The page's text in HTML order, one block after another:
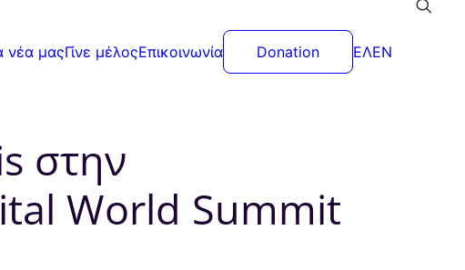
νέα μαςΓίνε μέλοςΕπικοινωνία Donation ΕΛEN
στην
World Summit